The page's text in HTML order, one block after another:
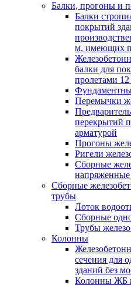
Балки, прогоны и
Балки
покрытий
м, имеющих
балки для
пролетами
Перемычки
перекрытий
арматурой
Прогоны
Ригели
Сборные
напряженные
Сборные
трубы
Лоток
Сборные
Трубы
Колонны
сечения для
зданий без
Колонны ЖБ